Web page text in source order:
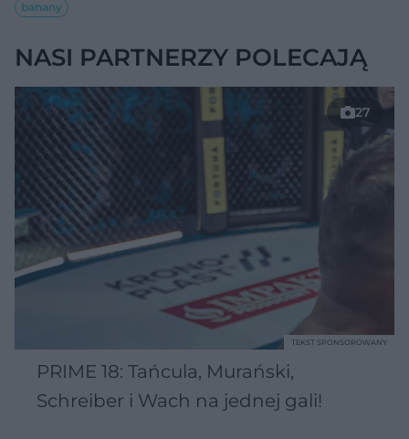
banany
NASI PARTNERZY POLECAJĄ
27
PRIME 18: Tańcula, Murański,
Schreiber i Wach na jednej gali!
TEKST SPONSOROWANY